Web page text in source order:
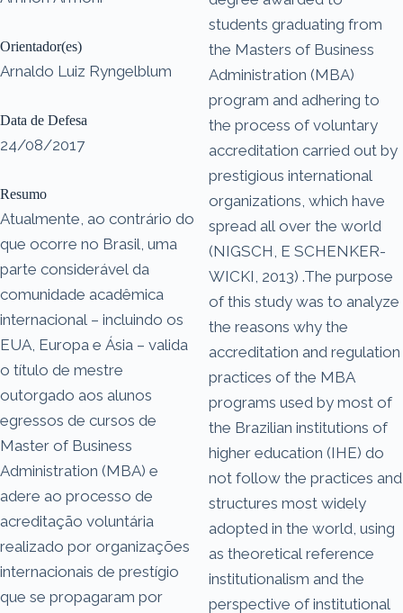
Orientador(es)
Arnaldo Luiz Ryngelblum
Data de Defesa
24/08/2017
Resumo
Atualmente, ao contrário do
que ocorre no Brasil, uma
parte considerável da
comunidade acadêmica
internacional – incluindo os
EUA, Europa e Ásia – valida
o título de mestre
outorgado aos alunos
egressos de cursos de
Master of Business
Administration (MBA) e
adere ao processo de
acreditação voluntária
realizado por organizações
internacionais de prestígio
que se propagaram por
students graduating from
the Masters of Business
Administration (MBA)
program and adhering to
the process of voluntary
accreditation carried out by
prestigious international
organizations, which have
spread all over the world
(NIGSCH, E SCHENKER-
WICKI, 2013) .The purpose
of this study was to analyze
the reasons why the
accreditation and regulation
practices of the MBA
programs used by most of
the Brazilian institutions of
higher education (IHE) do
not follow the practices and
structures most widely
adopted in the world, using
as theoretical reference
institutionalism and the
perspective of institutional